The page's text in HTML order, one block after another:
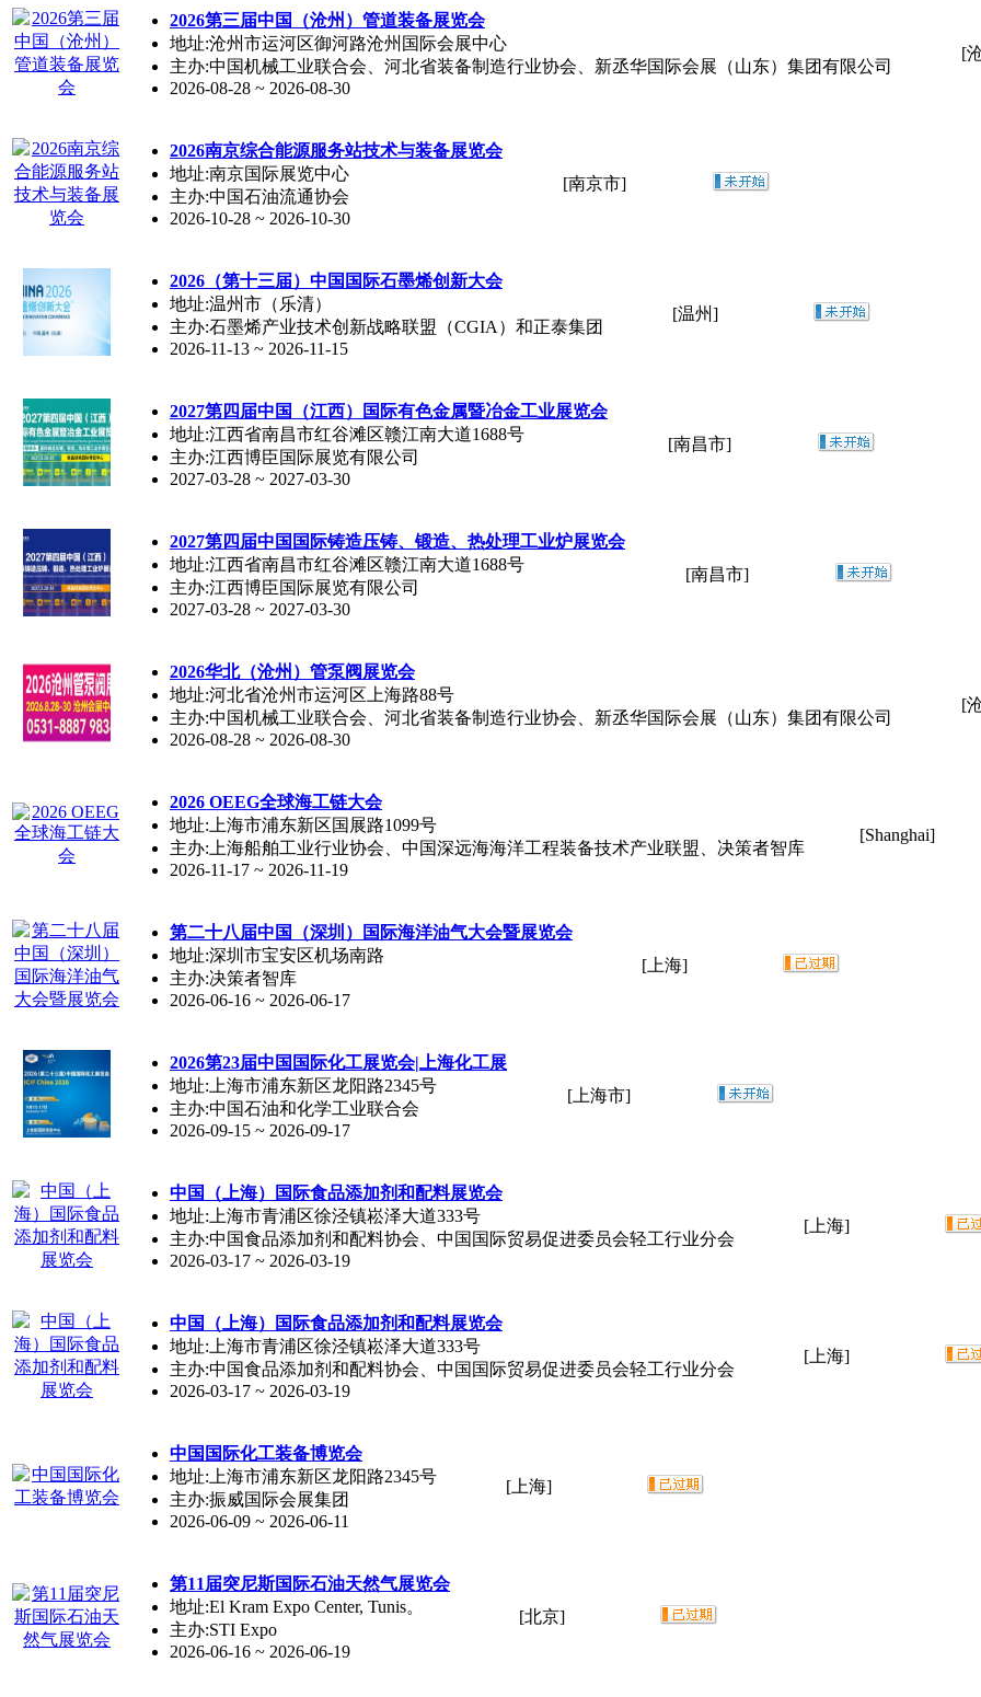
2026第三届中国（沧州）管道装备展览会
地址:沧州市运河区御河路沧州国际会展中心
主办:中国机械工业联合会、河北省装备制造行业协会、新丞华国际会展（山东）集团有限公司
2026-08-28 ~ 2026-08-30
[
2026南京综合能源服务站技术与装备展览会
地址:南京国际展览中心
主办:中国石油流通协会
2026-10-28 ~ 2026-10-30
[南京市]
2026（第十三届）中国国际石墨烯创新大会
地址:温州市（乐清）
主办:石墨烯产业技术创新战略联盟（CGIA）和正泰集团
2026-11-13 ~ 2026-11-15
[温州]
2027第四届中国（江西）国际有色金属暨冶金工业展览会
地址:江西省南昌市红谷滩区赣江南大道1688号
主办:江西博臣国际展览有限公司
2027-03-28 ~ 2027-03-30
[南昌市]
2027第四届中国国际铸造压铸、锻造、热处理工业炉展览会
地址:江西省南昌市红谷滩区赣江南大道1688号
主办:江西博臣国际展览有限公司
2027-03-28 ~ 2027-03-30
[南昌市]
2026华北（沧州）管泵阀展览会
地址:河北省沧州市运河区上海路88号
主办:中国机械工业联合会、河北省装备制造行业协会、新丞华国际会展（山东）集团有限公司
2026-08-28 ~ 2026-08-30
[
2026 OEEG全球海工链大会
地址:上海市浦东新区国展路1099号
主办:上海船舶工业行业协会、中国深远海海洋工程装备技术产业联盟、决策者智库
2026-11-17 ~ 2026-11-19
[Shanghai]
第二十八届中国（深圳）国际海洋油气大会暨展览会
地址:深圳市宝安区机场南路
主办:决策者智库
2026-06-16 ~ 2026-06-17
[上海]
2026第23届中国国际化工展览会|上海化工展
地址:上海市浦东新区龙阳路2345号
主办:中国石油和化学工业联合会
2026-09-15 ~ 2026-09-17
[上海市]
中国（上海）国际食品添加剂和配料展览会
地址:上海市青浦区徐泾镇崧泽大道333号
主办:中国食品添加剂和配料协会、中国国际贸易促进委员会轻工行业分会
2026-03-17 ~ 2026-03-19
[上海]
中国（上海）国际食品添加剂和配料展览会
地址:上海市青浦区徐泾镇崧泽大道333号
主办:中国食品添加剂和配料协会、中国国际贸易促进委员会轻工行业分会
2026-03-17 ~ 2026-03-19
[上海]
中国国际化工装备博览会
地址:上海市浦东新区龙阳路2345号
主办:振威国际会展集团
2026-06-09 ~ 2026-06-11
[上海]
第11届突尼斯国际石油天然气展览会
地址:El Kram Expo Center, Tunis。
主办:STI Expo
2026-06-16 ~ 2026-06-19
[北京]